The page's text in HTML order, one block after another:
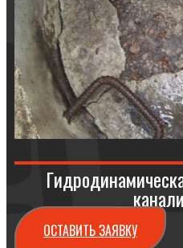
ОСТАВИТЬ ЗАЯВКУ